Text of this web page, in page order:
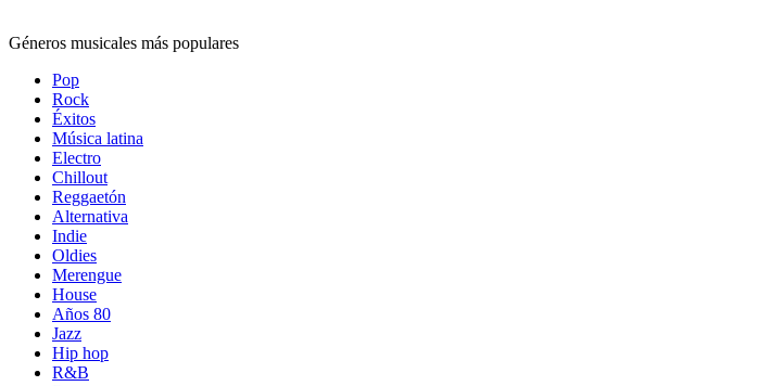
Géneros musicales más populares
Pop
Rock
Éxitos
Música latina
Electro
Chillout
Reggaetón
Alternativa
Indie
Oldies
Merengue
House
Años 80
Jazz
Hip hop
R&B